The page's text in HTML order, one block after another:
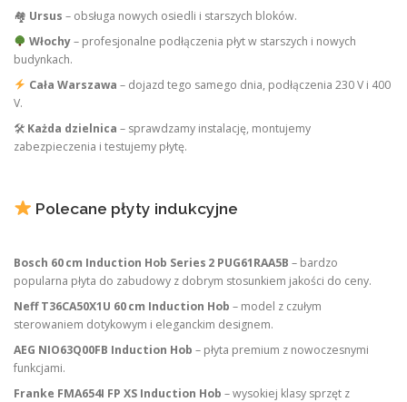
🏘 Ursus – obsługa nowych osiedli i starszych bloków.
Włochy– profesjonalne podłączenia płyt w starszych i nowych
budynkach.
Cała Warszawa – dojazd tego samego dnia, podłączenia 230 V i 400
V.
🛠 Każda dzielnica – sprawdzamy instalację, montujemy
zabezpieczenia i testujemy płytę.
Polecane płyty indukcyjne
Bosch 60 cm Induction Hob Series 2 PUG61RAA5B – bardzo
popularna płyta do zabudowy z dobrym stosunkiem jakości do ceny.
Neff T36CA50X1U 60 cm Induction Hob – model z czułym
sterowaniem dotykowym i eleganckim designem.
AEG NIO63Q00FB Induction Hob – płyta premium z nowoczesnymi
funkcjami.
Franke FMA654I FP XS Induction Hob – wysokiej klasy sprzęt z